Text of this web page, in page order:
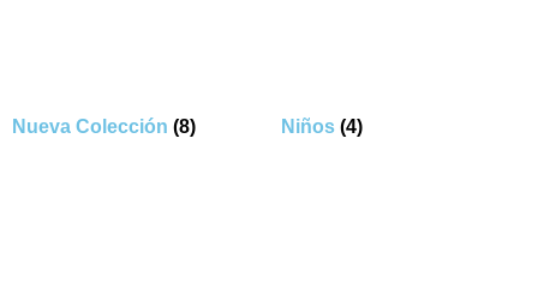
Nueva Colección (8) Niños (4)